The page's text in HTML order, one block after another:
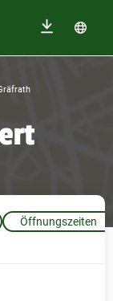
Öffnungszeiten